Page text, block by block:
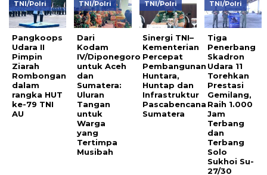
TNI/Polri
Pangkoops
Udara II
Pimpin
Ziarah
Rombongan
dalam
rangka HUT
ke-79 TNI
AU
TNI/Polri
Dari
Kodam
IV/Diponegoro
untuk Aceh
dan
Sumatera:
Uluran
Tangan
untuk
Warga
yang
Tertimpa
Musibah
TNI/Polri
Sinergi TNI–
Kementerian
Percepat
Pembangunan
Huntara,
Huntap dan
Infrastruktur
Pascabencana
Sumatera
TNI/Polri
Tiga
Penerbang
Skadron
Udara 11
Torehkan
Prestasi
Gemilang,
Raih 1.000
Jam
Terbang
dan
Terbang
Solo
Sukhoi Su-
27/30